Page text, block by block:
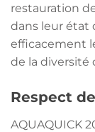
restauration
dans leur état
efficacement
de la diversité
Respect
AQUAQUICK